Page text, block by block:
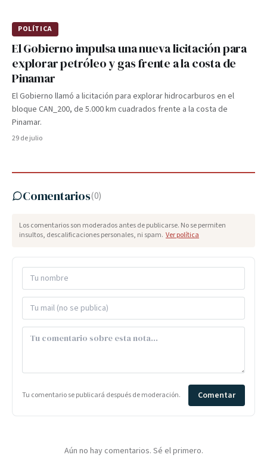
POLÍTICA
El Gobierno impulsa una nueva licitación para
explorar petróleo y gas frente a la costa de
Pinamar
El Gobierno llamó a licitación para explorar hidrocarburos en el
bloque CAN_200, de 5.000 km cuadrados frente a la costa de
Pinamar.
29 de julio
Comentarios(0)
Los comentarios son moderados antes de publicarse. No se permiten
insultos, descalificaciones personales, ni spam. Ver política
Tu comentario se publicará después de moderación. Comentar
Aún no hay comentarios. Sé el primero.